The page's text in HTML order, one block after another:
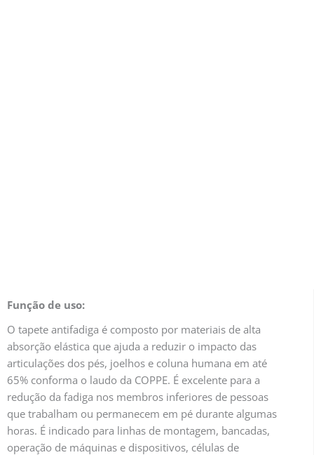
Função de uso:
O tapete antifadiga é composto por materiais de alta
absorção elástica que ajuda a reduzir o impacto das
articulações dos pés, joelhos e coluna humana em até
65% conforma o laudo da COPPE. É excelente para a
redução da fadiga nos membros inferiores de pessoas
que trabalham ou permanecem em pé durante algumas
horas. É indicado para linhas de montagem, bancadas,
operação de máquinas e dispositivos, células de